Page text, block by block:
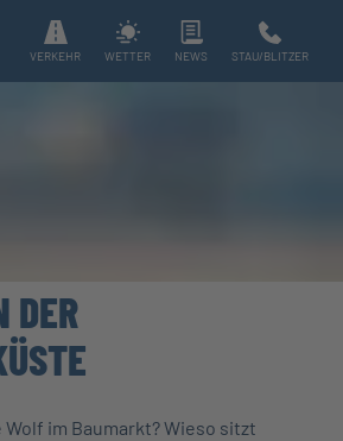
VERKEHR WETTER NEWS STAU/BLITZER
DER
im Baumarkt? Wieso sitzt